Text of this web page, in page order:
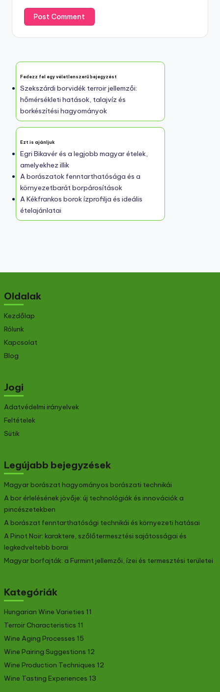
Fedezz fel egy véletlenszerű bejegyzést
Szekszárdi borvidék terroir jellemzői:
hőmérsékleti hatások, talajvíz és
borkészítési hagyományok
Ezt is ajánljuk
Egri Bikavér és a legjobb magyar ételek,
amelyekhez illik
A borászatok fenntarthatósága és a
környezetbarát borpárosítások
A Kékfrankos borok ízprofilja és ideális
ételajánlatai
Oldalak
Kezdőlap
Rólunk
Kapcsolat
Blog
Jogi
Adatvédelmi irányelvek
Feltételek
Sütik
Legújabb bejegyzések
Magyar borászat hagyományos borászati technikái
A bor érlelésének jövője: új technológiák és innovációk a
pincészetekben
A borászat fenntarthatósági technikái és környezeti hatásai
A Pinot Noir: karaktere, szőlőtermesztési sajátosságai és
legkedveltebb borai
Magyar borfajták: a Furmint jellemzői, ízei és termesztési területei
Kategóriák
Hungarian Wine Varieties 11
Terroir Characteristics 11
Wine Aging Processes 15
Wine Pairing Suggestions 12
Wine Production Techniques 12
Wine Tasting Experiences 13